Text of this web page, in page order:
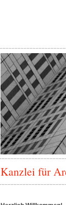
Kanzlei für